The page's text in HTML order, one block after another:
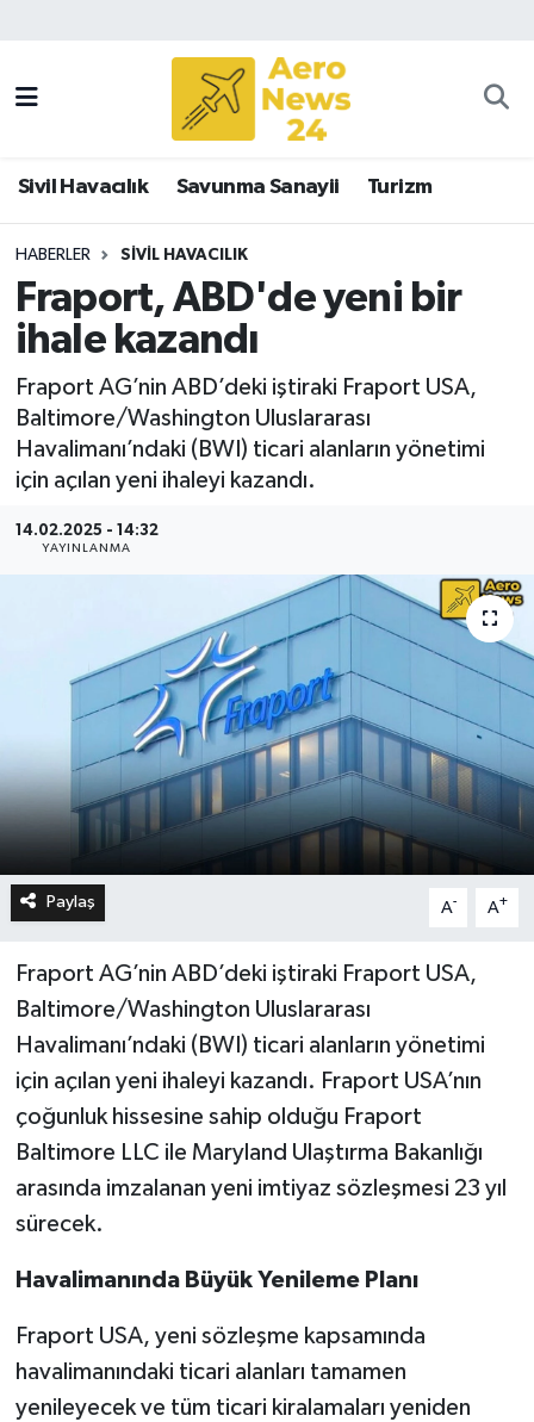
Sivil Havacılık Savunma Sanayii Turizm
HABERLER SIVIL HAVACILIK
Fraport, ABD'de yeni bir
ihale kazandı
Fraport AG’nin ABD’deki iştiraki Fraport USA,
Baltimore/Washington Uluslararası
Havalimanı’ndaki (BWI) ticari alanların yönetimi
için açılan yeni ihaleyi kazandı.
14.02.2025 - 14:32
YAYINLANMA
Paylaş A- A+
Fraport AG’nin ABD’deki iştiraki Fraport USA,
Baltimore/Washington Uluslararası
Havalimanı’ndaki (BWI) ticari alanların yönetimi
için açılan yeni ihaleyi kazandı. Fraport USA’nın
çoğunluk hissesine sahip olduğu Fraport
Baltimore LLC ile Maryland Ulaştırma Bakanlığı
arasında imzalanan yeni imtiyaz sözleşmesi 23 yıl
sürecek.
Havalimanında Büyük Yenileme Planı
Fraport USA, yeni sözleşme kapsamında
havalimanındaki ticari alanları tamamen
yenileyecek ve tüm ticari kiralamaları yeniden